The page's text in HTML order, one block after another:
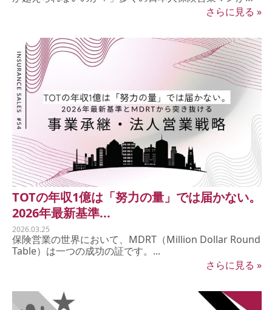
さらに見る »
TOTの年収1億は「努力の量」では届かない。
2026年最新基準...
2026.03.25
保険営業の世界において、MDRT（Million Dollar Round
Table）は一つの成功の証です。...
さらに見る »